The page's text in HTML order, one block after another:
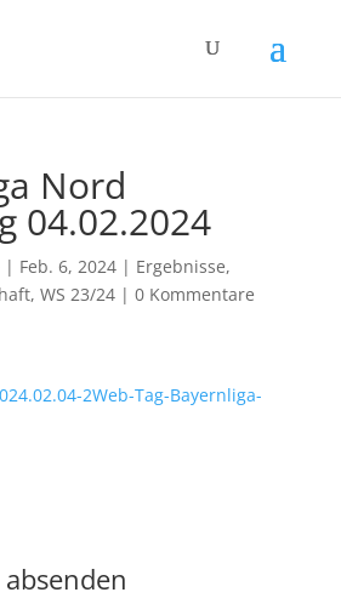
Nord
04.02.2024
| Feb. 6, 2024| Ergebnisse,
, WS 23/24| 0 Kommentare
2Web-Tag-Bayernliga-